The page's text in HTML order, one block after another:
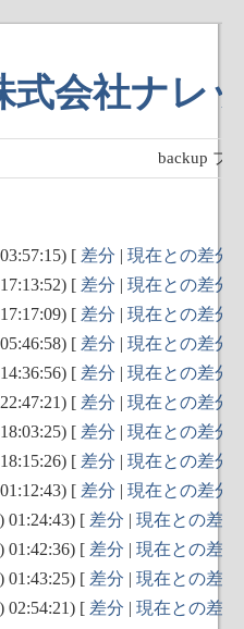
式会社ナレ
backup プ
[ 差分 | 現在との差分
[ 差分 | 現在との差分
[ 差分 | 現在との差分
[ 差分 | 現在との差分
[ 差分 | 現在との差分
[ 差分 | 現在との差分
[ 差分 | 現在との差分
[ 差分 | 現在との差分
[ 差分 | 現在との差分
01:24:43) [ 差分 | 現在との差分
01:42:36) [ 差分 | 現在との差分
01:43:25) [ 差分 | 現在との差分
02:54:21) [ 差分 | 現在との差分